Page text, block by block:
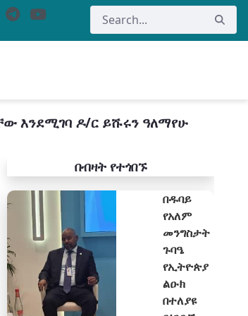
እንደሚገባ ዶ/ር ይሹሩን ዓለማየሁ
በብዛት የተጎበኙ
በዱባይ
የአለም
መንግስታት
ጉባዔ
የኢትዮጵያ
ልዑክ
በተለያዩ